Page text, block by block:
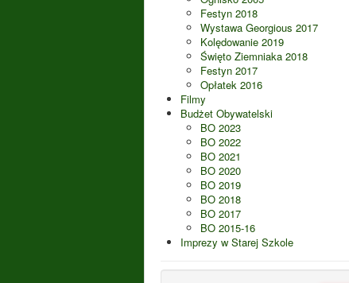
Festyn 2018
Wystawa Georgious 2017
Kolędowanie 2019
Święto Ziemniaka 2018
Festyn 2017
Opłatek 2016
Filmy
Budżet Obywatelski
BO 2023
BO 2022
BO 2021
BO 2020
BO 2019
BO 2018
BO 2017
BO 2015-16
Imprezy w Starej Szkole